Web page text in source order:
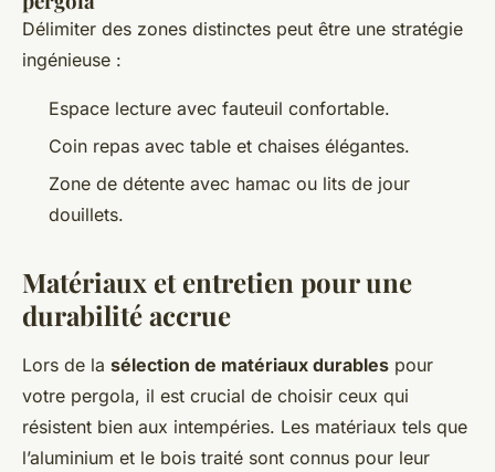
Délimiter des zones distinctes peut être une stratégie
ingénieuse :
Espace lecture avec fauteuil confortable.
Coin repas avec table et chaises élégantes.
Zone de détente avec hamac ou lits de jour
douillets.
Matériaux et entretien pour une
durabilité accrue
Lors de la sélection de matériaux durables pour
votre pergola, il est crucial de choisir ceux qui
résistent bien aux intempéries. Les matériaux tels que
l’aluminium et le bois traité sont connus pour leur